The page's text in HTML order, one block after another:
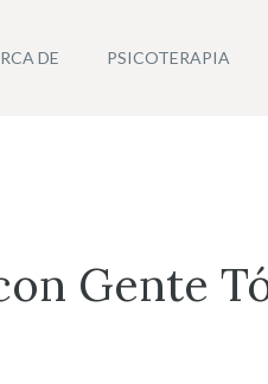
DE PSICOTERAPIA
Gente